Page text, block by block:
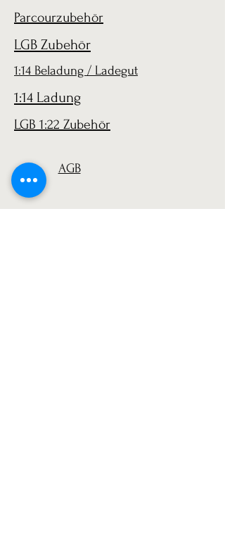
Parcourzubehör
LGB Zubehör
1:14 Beladung / Ladegut
1:14 Ladung
LGB 1:22 Zubehör
AGB